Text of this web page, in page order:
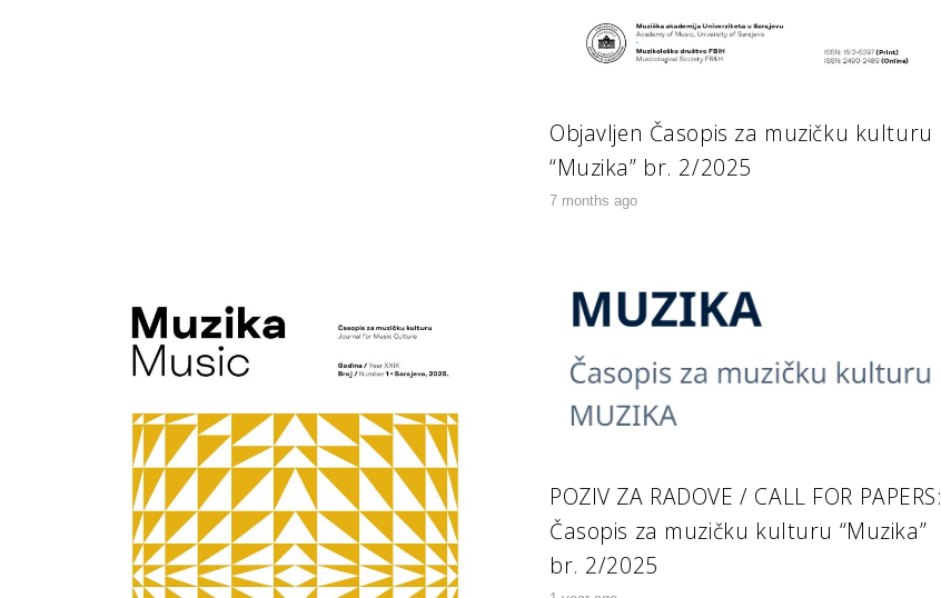
Objavljen Časopis za muzičku kulturu
“Muzika” br. 2/2025
7 months ago
POZIV ZA RADOVE / CALL FOR PAPERS:
Časopis za muzičku kulturu “Muzika”
br. 2/2025